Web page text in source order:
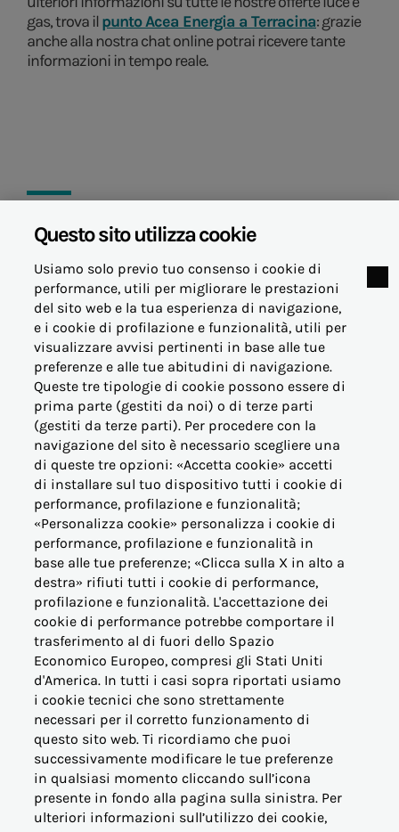
gas, trova ilpunto Acea Energia a Terracina: grazie
anche alla nostra chat online potrai ricevere tante
informazioni in tempo reale.
26 aprile 2023
© Acea Energia Spa
via dell'Arte 73/77 - 00144 Roma
- p.iva 07305361003
OFFERTE PER LA CASA
OFFERTE BUSINESS (PMI)
OFFERTE PERTINENZE
ALTRE ESIGENZE
PER I NOSTRI CLIENTI
VICINO AL CONSUMATORE
INFORMAZIONI
Questo sito utilizza cookie
Usiamo solo previo tuo consenso i cookie di
performance, utili per migliorare le prestazioni
del sito web e la tua esperienza di navigazione,
e i cookie di profilazione e funzionalità, utili per
visualizzare avvisi pertinenti in base alle tue
preferenze e alle tue abitudini di navigazione.
Queste tre tipologie di cookie possono essere di
prima parte (gestiti da noi) o di terze parti
(gestiti da terze parti). Per procedere con la
navigazione del sito è necessario scegliere una
di queste tre opzioni: «Accetta cookie» accetti
di installare sul tuo dispositivo tutti i cookie di
performance, profilazione e funzionalità;
«Personalizza cookie» personalizza i cookie di
performance, profilazione e funzionalità in
base alle tue preferenze; «Clicca sulla X in alto a
destra» rifiuti tutti i cookie di performance,
profilazione e funzionalità. L'accettazione dei
cookie di performance potrebbe comportare il
trasferimento al di fuori dello Spazio
Economico Europeo, compresi gli Stati Uniti
d'America. In tutti i casi sopra riportati usiamo
i cookie tecnici che sono strettamente
necessari per il corretto funzionamento di
questo sito web. Ti ricordiamo che puoi
successivamente modificare le tue preferenze
in qualsiasi momento cliccando sull’icona
presente in fondo alla pagina sulla sinistra. Per
ulteriori informazioni sull’utilizzo dei cookie,